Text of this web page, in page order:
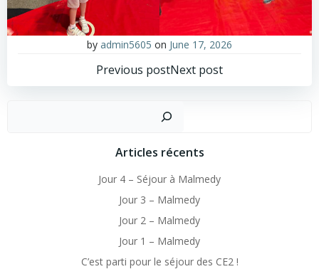
by admin5605 on June 17, 2026
Post
navigation
Previous postPost
navigation
Next post
Articles récents
Jour 4 – Séjour à Malmedy
Jour 3 – Malmedy
Jour 2 – Malmedy
Jour 1 – Malmedy
C’est parti pour le séjour des CE2 !